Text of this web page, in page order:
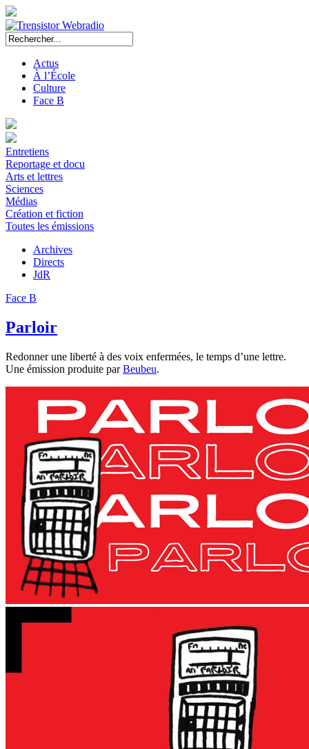
Actus
À l’École
Culture
Face B
Entretiens
Reportage et docu
Arts et lettres
Sciences
Médias
Création et fiction
Toutes les émissions
Archives
Directs
JdR
Face B
Parloir
Redonner une liberté à des voix enfermées, le temps d’une lettre.
Une émission produite parBeubeu.